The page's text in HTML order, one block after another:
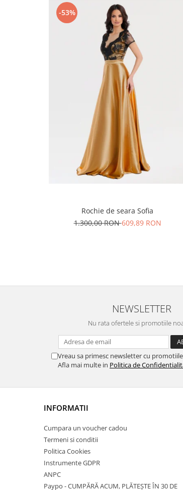
-53%
Rochie de seara Sofia
1.300,00 RON609,89 RON
NEWSLETTER
Nu rata ofertele si promotiile
Vreau sa primesc newsletter cu
Afla mai multe in Politica de
INFORMATII
Cumpara un voucher cadou
Termeni si conditii
Politica Cookies
Instrumente GDPR
ANPC
Paypo - CUMPĂRĂ ACUM, PLĂTEȘTE ÎN 30 DE